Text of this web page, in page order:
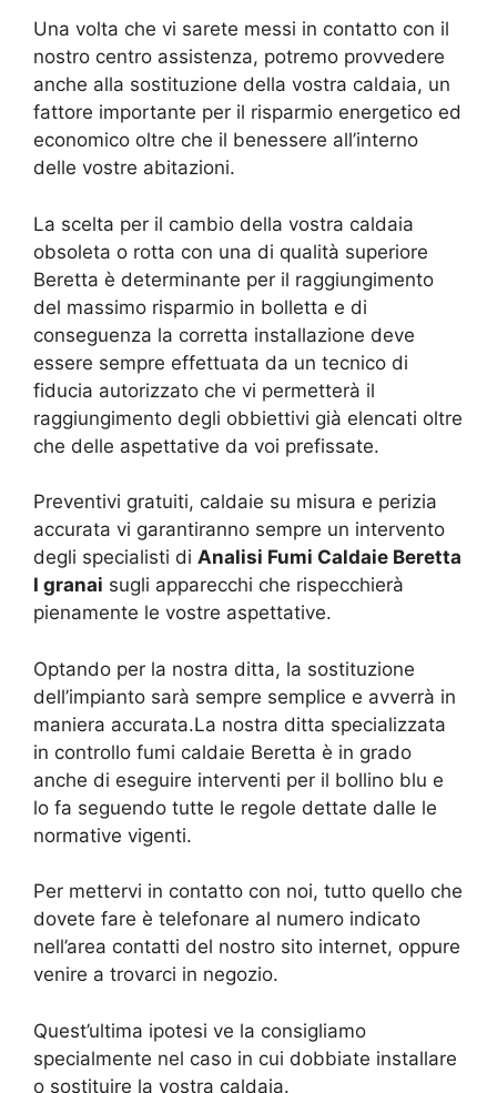
Una volta che vi sarete messi in contatto con il
nostro centro assistenza, potremo provvedere
anche alla sostituzione della vostra caldaia, un
fattore importante per il risparmio energetico ed
economico oltre che il benessere all’interno
delle vostre abitazioni.
La scelta per il cambio della vostra caldaia
obsoleta o rotta con una di qualità superiore
Beretta è determinante per il raggiungimento
del massimo risparmio in bolletta e di
conseguenza la corretta installazione deve
essere sempre effettuata da un tecnico di
fiducia autorizzato che vi permetterà il
raggiungimento degli obbiettivi già elencati oltre
che delle aspettative da voi prefissate.
Preventivi gratuiti, caldaie su misura e perizia
accurata vi garantiranno sempre un intervento
degli specialisti di Analisi Fumi Caldaie Beretta
I granai sugli apparecchi che rispecchierà
pienamente le vostre aspettative.
Optando per la nostra ditta, la sostituzione
dell’impianto sarà sempre semplice e avverrà in
maniera accurata.La nostra ditta specializzata
in controllo fumi caldaie Beretta è in grado
anche di eseguire interventi per il bollino blu e
lo fa seguendo tutte le regole dettate dalle le
normative vigenti.
Per mettervi in contatto con noi, tutto quello che
dovete fare è telefonare al numero indicato
nell’area contatti del nostro sito internet, oppure
venire a trovarci in negozio.
Quest’ultima ipotesi ve la consigliamo
specialmente nel caso in cui dobbiate installare
o sostituire la vostra caldaia.